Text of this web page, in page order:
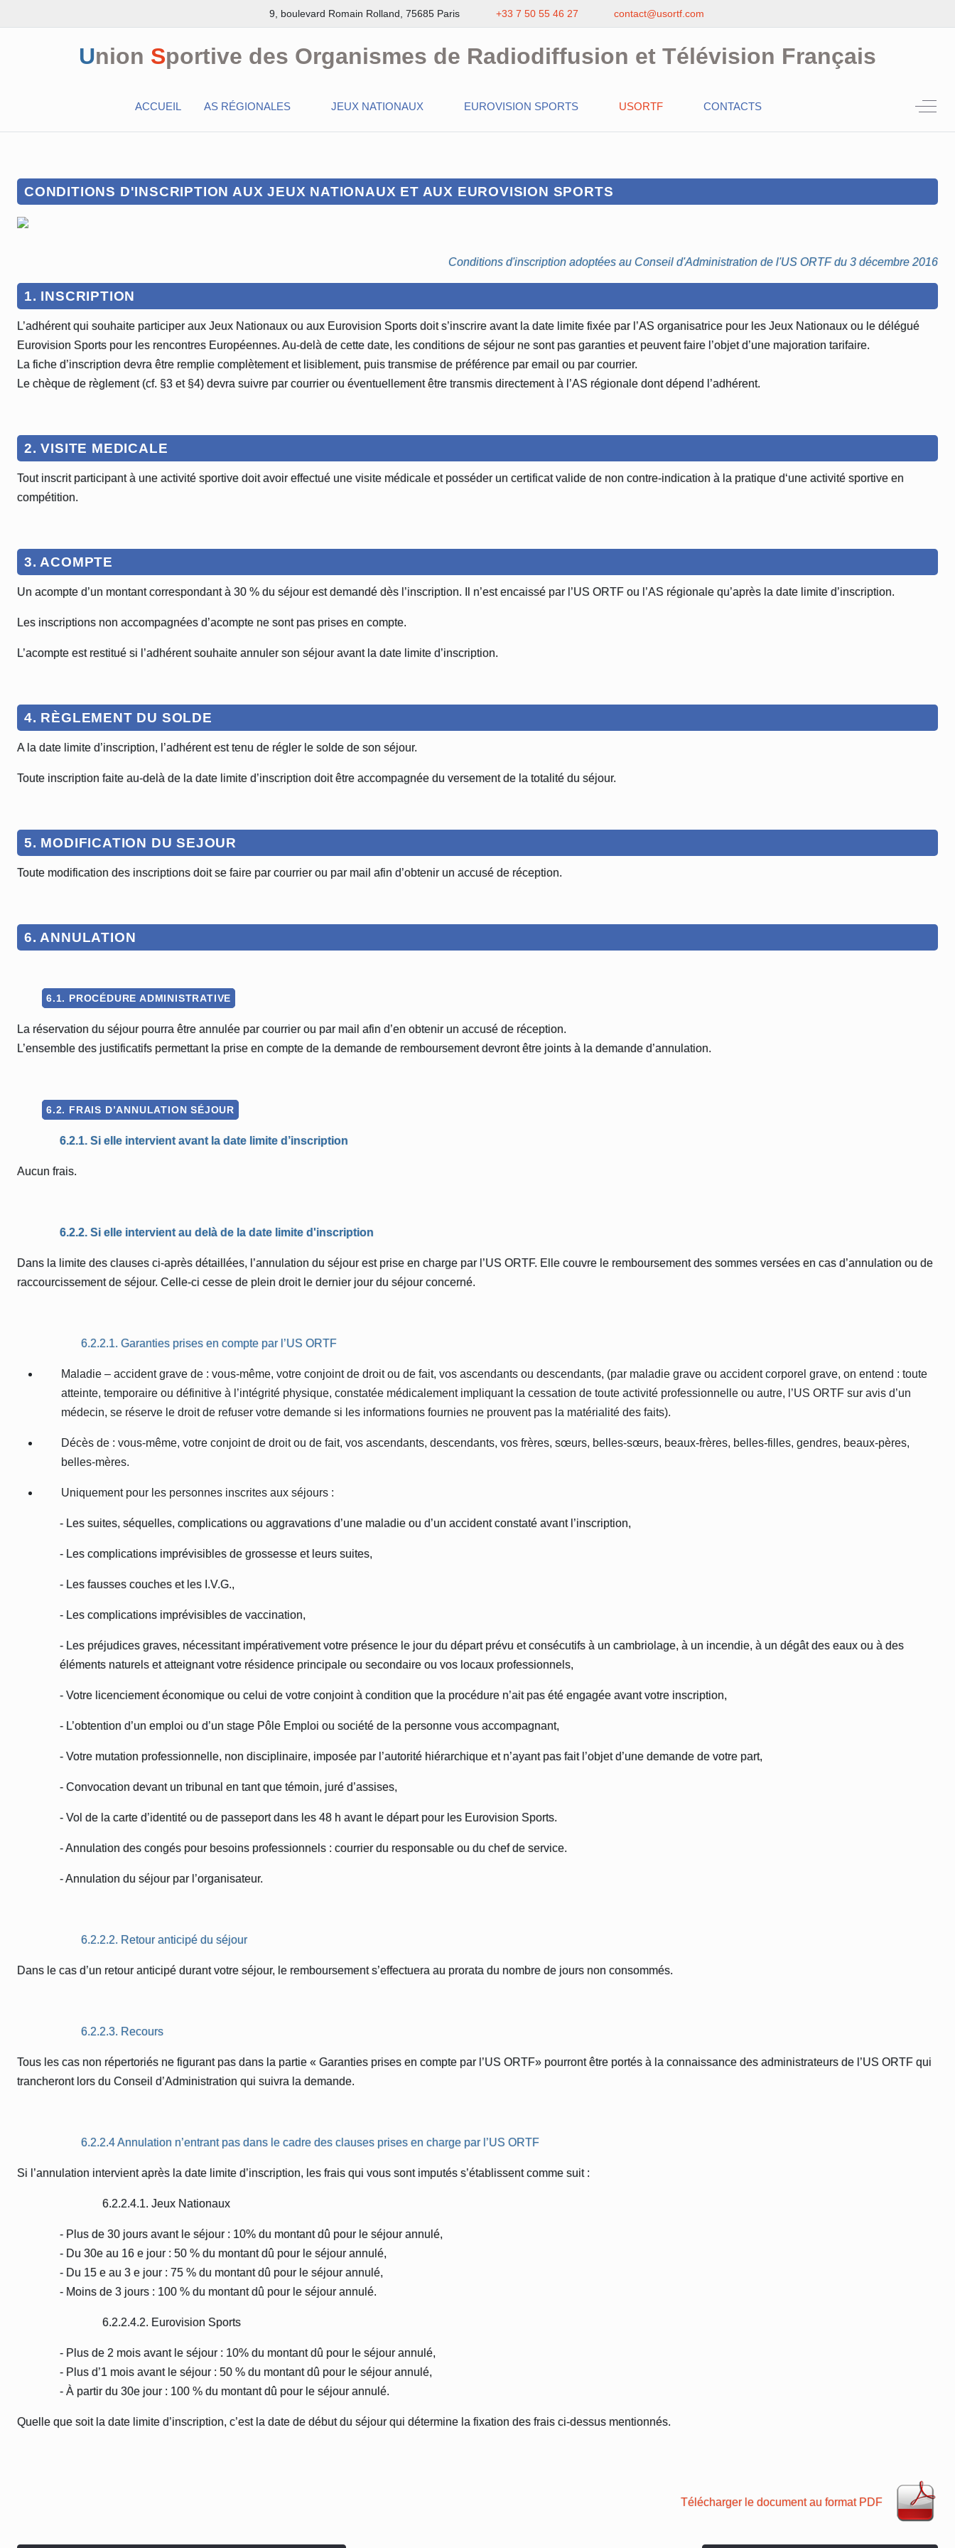
9, boulevard Romain Rolland, 75685 Paris +33 7 50 55 46 27 contact@usortf.com
Union Sportive des Organismes de Radiodiffusion et Télévision Français
ACCUEIL AS RÉGIONALES JEUX NATIONAUX EUROVISION SPORTS USORTF CONTACTS Off-
CONDITIONS D'INSCRIPTION AUX JEUX NATIONAUX ET AUX EUROVISION SPORTS
Conditions d'inscription adoptées au Conseil d'Administration de l'US ORTF du 3 décembre 2016
1. INSCRIPTION
L’adhérent qui souhaite participer aux Jeux Nationaux ou aux Eurovision Sports doit s’inscrire avant la date limite fixée par l’AS organisatrice pour les Jeux Nationaux ou le délégué
Eurovision Sports pour les rencontres Européennes. Au-delà de cette date, les conditions de séjour ne sont pas garanties et peuvent faire l’objet d’une majoration tarifaire.
La fiche d’inscription devra être remplie complètement et lisiblement, puis transmise de préférence par email ou par courrier.
Le chèque de règlement (cf. §3 et §4) devra suivre par courrier ou éventuellement être transmis directement à l’AS régionale dont dépend l’adhérent.
2. VISITE MEDICALE
Tout inscrit participant à une activité sportive doit avoir effectué une visite médicale et posséder un certificat valide de non contre-indication à la pratique d‘une activité sportive en
compétition.
3. ACOMPTE
Un acompte d’un montant correspondant à 30 % du séjour est demandé dès l’inscription. Il n’est encaissé par l’US ORTF ou l’AS régionale qu’après la date limite d’inscription.
Les inscriptions non accompagnées d’acompte ne sont pas prises en compte.
L’acompte est restitué si l’adhérent souhaite annuler son séjour avant la date limite d’inscription.
4. RÈGLEMENT DU SOLDE
A la date limite d’inscription, l’adhérent est tenu de régler le solde de son séjour.
Toute inscription faite au-delà de la date limite d’inscription doit être accompagnée du versement de la totalité du séjour.
5. MODIFICATION DU SEJOUR
Toute modification des inscriptions doit se faire par courrier ou par mail afin d’obtenir un accusé de réception.
6. ANNULATION
6.1. PROCÉDURE ADMINISTRATIVE
La réservation du séjour pourra être annulée par courrier ou par mail afin d’en obtenir un accusé de réception.
L’ensemble des justificatifs permettant la prise en compte de la demande de remboursement devront être joints à la demande d’annulation.
6.2. FRAIS D’ANNULATION SÉJOUR
6.2.1. Si elle intervient avant la date limite d’inscription
Aucun frais.
6.2.2. Si elle intervient au delà de la date limite d'inscription
Dans la limite des clauses ci-après détaillées, l’annulation du séjour est prise en charge par l’US ORTF. Elle couvre le remboursement des sommes versées en cas d’annulation ou de
raccourcissement de séjour. Celle-ci cesse de plein droit le dernier jour du séjour concerné.
6.2.2.1. Garanties prises en compte par l’US ORTF
Maladie – accident grave de : vous-même, votre conjoint de droit ou de fait, vos ascendants ou descendants, (par maladie grave ou accident corporel grave, on entend : toute
atteinte, temporaire ou définitive à l’intégrité physique, constatée médicalement impliquant la cessation de toute activité professionnelle ou autre, l’US ORTF sur avis d’un
médecin, se réserve le droit de refuser votre demande si les informations fournies ne prouvent pas la matérialité des faits).
Décès de : vous-même, votre conjoint de droit ou de fait, vos ascendants, descendants, vos frères, sœurs, belles-sœurs, beaux-frères, belles-filles, gendres, beaux-pères,
belles-mères.
Uniquement pour les personnes inscrites aux séjours :
- Les suites, séquelles, complications ou aggravations d’une maladie ou d’un accident constaté avant l’inscription,
- Les complications imprévisibles de grossesse et leurs suites,
- Les fausses couches et les I.V.G.,
- Les complications imprévisibles de vaccination,
- Les préjudices graves, nécessitant impérativement votre présence le jour du départ prévu et consécutifs à un cambriolage, à un incendie, à un dégât des eaux ou à des
éléments naturels et atteignant votre résidence principale ou secondaire ou vos locaux professionnels,
- Votre licenciement économique ou celui de votre conjoint à condition que la procédure n’ait pas été engagée avant votre inscription,
- L’obtention d’un emploi ou d’un stage Pôle Emploi ou société de la personne vous accompagnant,
- Votre mutation professionnelle, non disciplinaire, imposée par l’autorité hiérarchique et n’ayant pas fait l’objet d’une demande de votre part,
- Convocation devant un tribunal en tant que témoin, juré d’assises,
- Vol de la carte d’identité ou de passeport dans les 48 h avant le départ pour les Eurovision Sports.
- Annulation des congés pour besoins professionnels : courrier du responsable ou du chef de service.
- Annulation du séjour par l’organisateur.
6.2.2.2. Retour anticipé du séjour
Dans le cas d’un retour anticipé durant votre séjour, le remboursement s’effectuera au prorata du nombre de jours non consommés.
6.2.2.3. Recours
Tous les cas non répertoriés ne figurant pas dans la partie « Garanties prises en compte par l’US ORTF» pourront être portés à la connaissance des administrateurs de l’US ORTF qui
trancheront lors du Conseil d’Administration qui suivra la demande.
6.2.2.4 Annulation n’entrant pas dans le cadre des clauses prises en charge par l’US ORTF
Si l’annulation intervient après la date limite d’inscription, les frais qui vous sont imputés s’établissent comme suit :
6.2.2.4.1. Jeux Nationaux
- Plus de 30 jours avant le séjour : 10% du montant dû pour le séjour annulé,
- Du 30e au 16 e jour : 50 % du montant dû pour le séjour annulé,
- Du 15 e au 3 e jour : 75 % du montant dû pour le séjour annulé,
- Moins de 3 jours : 100 % du montant dû pour le séjour annulé.
6.2.2.4.2. Eurovision Sports
- Plus de 2 mois avant le séjour : 10% du montant dû pour le séjour annulé,
- Plus d’1 mois avant le séjour : 50 % du montant dû pour le séjour annulé,
- À partir du 30e jour : 100 % du montant dû pour le séjour annulé.
Quelle que soit la date limite d’inscription, c’est la date de début du séjour qui détermine la fixation des frais ci-dessus mentionnés.
Télécharger le document au format PDF